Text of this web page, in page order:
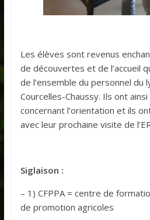
Les élèves sont revenus
de découvertes et de l’accueil
de l’ensemble du personnel du
Courcelles-Chaussy. Ils ont
concernant l’orientation et ils
avec leur prochaine visite de
Siglaison :
– 1) CFPPA = centre de
de promotion agricoles